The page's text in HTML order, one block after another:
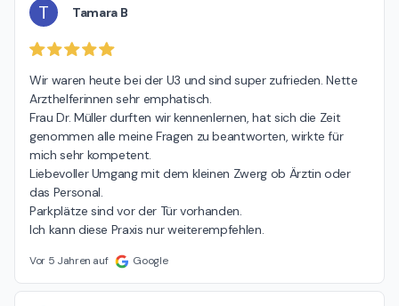
T Tamara B
Wir waren heute bei der U3 und sind super zufrieden. Nette
Arzthelferinnen sehr emphatisch.
Frau Dr. Müller durften wir kennenlernen, hat sich die Zeit
genommen alle meine Fragen zu beantworten, wirkte für
mich sehr kompetent.
Liebevoller Umgang mit dem kleinen Zwerg ob Ärztin oder
das Personal.
Parkplätze sind vor der Tür vorhanden.
Ich kann diese Praxis nur weiterempfehlen.
Vor 5 Jahren auf Google